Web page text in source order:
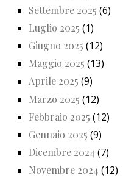
Settembre 2025 (6)
Luglio 2025 (1)
Giugno 2025 (12)
Maggio 2025 (13)
Aprile 2025 (9)
Marzo 2025 (12)
Febbraio 2025 (12)
Gennaio 2025 (9)
Dicembre 2024 (7)
Novembre 2024 (12)